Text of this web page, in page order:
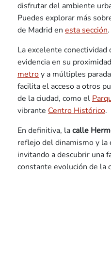
disfrutar del ambiente
Puedes explorar más
de Madrid en esta sección.
La excelente conectividad
evidencia en su
metroy a múltiples
facilita el acceso a otros
de la ciudad, como el
vibrante Centro Histórico.
En definitiva, lacalle
reflejo del dinamismo y la
invitando a descubrir una
constante evolución de la